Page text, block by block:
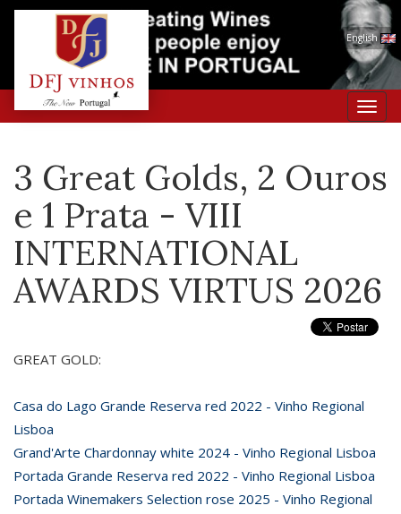
English
3 Great Golds, 2 Ouros
e 1 Prata - VIII
INTERNATIONAL
AWARDS VIRTUS 2026
GREAT GOLD:
Casa do Lago Grande Reserva red 2022 - Vinho Regional
Lisboa
Grand'Arte Chardonnay white 2024 - Vinho Regional Lisboa
Portada Grande Reserva red 2022 - Vinho Regional Lisboa
Portada Winemakers Selection rose 2025 - Vinho Regional